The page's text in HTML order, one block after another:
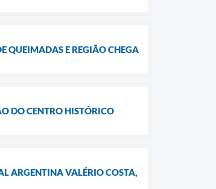
QUEIMADAS E REGIÃO CHEGA
DO CENTRO HISTÓRICO
ARGENTINA VALÉRIO COSTA,